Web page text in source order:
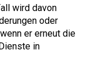
wird davon
oder
er erneut die
in